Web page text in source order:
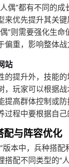
偶”都有不同的
来优先提升其关键
”则需要强化生
偏重，影响整体战
站
的提升外，技能
，玩家可以根据
提高群体控制或
过程中要根据自己
配与阵容优化
版本中，兵种搭
搭配不同类型的“